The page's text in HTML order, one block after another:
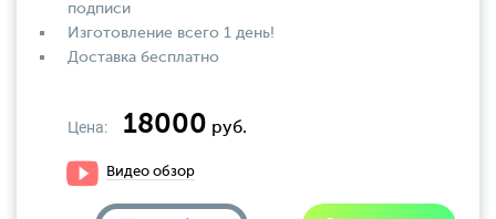
подписи
Изготовление всего 1 день!
Доставка бесплатно
Цена: 18000 руб.
Видео обзор